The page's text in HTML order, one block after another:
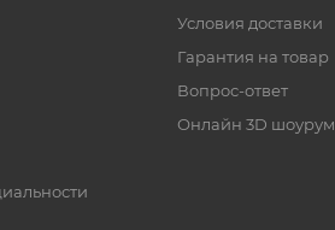
Условия доставки
Гарантия на товар
Вопрос-ответ
Онлайн 3D шоурум